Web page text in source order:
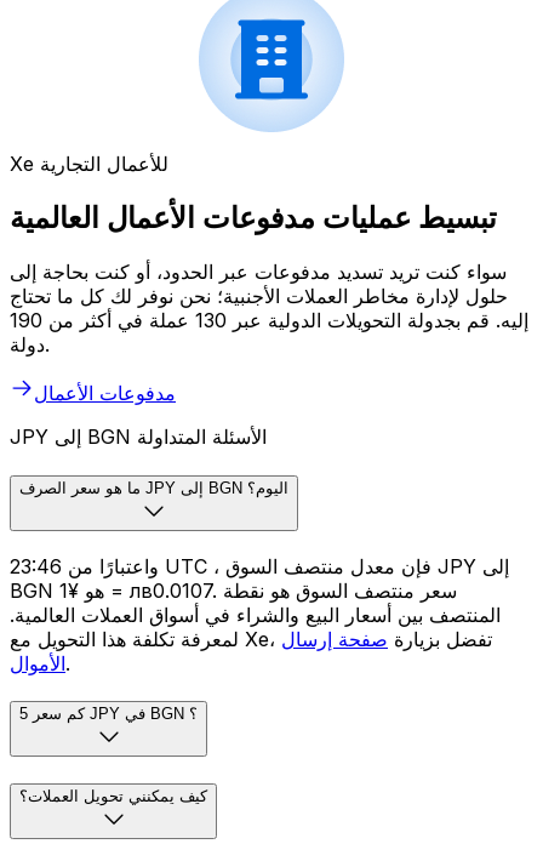
Xe للأعمال التجارية
تبسيط عمليات مدفوعات الأعمال العالمية
سواء كنت تريد تسديد مدفوعات عبر الحدود، أو كنت بحاجة إلى
حلول لإدارة مخاطر العملات الأجنبية؛ نحن نوفر لك كل ما تحتاج
إليه. قم بجدولة التحويلات الدولية عبر 130 عملة في أكثر من 190
دولة.
مدفوعات الأعمال
JPY إلى BGN الأسئلة المتداولة
ما هو سعر الصرف JPY إلى BGN اليوم؟
واعتبارًا من 23:46 UTC ، فإن معدل منتصف السوق JPY إلى
BGN هو ¥1 = лв0.0107. سعر منتصف السوق هو نقطة
المنتصف بين أسعار البيع والشراء في أسواق العملات العالمية.
لمعرفة تكلفة هذا التحويل مع Xe، تفضل بزيارة صفحة إرسال
الأموال.
كم سعر 5 JPY في BGN ؟
كيف يمكنني تحويل العملات؟